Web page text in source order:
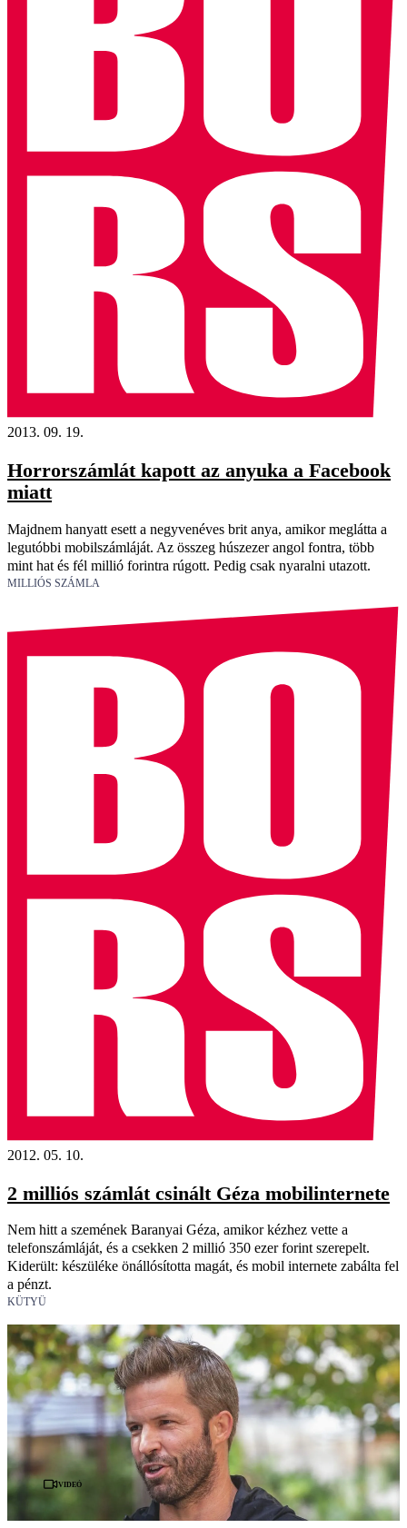
2013. 09. 19.
Horrorszámlát kapott az anyuka a Facebook
miatt
Majdnem hanyatt esett a negyvenéves brit anya, amikor meglátta a
legutóbbi mobilszámláját. Az összeg húszezer angol fontra, több
mint hat és fél millió forintra rúgott. Pedig csak nyaralni utazott.
MILLIÓS SZÁMLA
2012. 05. 10.
2 milliós számlát csinált Géza mobilinternete
Nem hitt a szemének Baranyai Géza, amikor kézhez vette a
telefonszámláját, és a csekken 2 millió 350 ezer forint szerepelt.
Kiderült: készüléke önállósította magát, és mobil internete zabálta fel
a pénzt.
KÜTYÜ
Videó